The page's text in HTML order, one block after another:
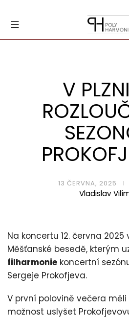
V
13 ČERVNA, 2025
Vladislav
Na koncertu 12. června 2025
Měšťanské besedě, kterým
filharmonie koncertní
Sergeje Prokofjeva.
V první polovině večera
možnost uslyšet